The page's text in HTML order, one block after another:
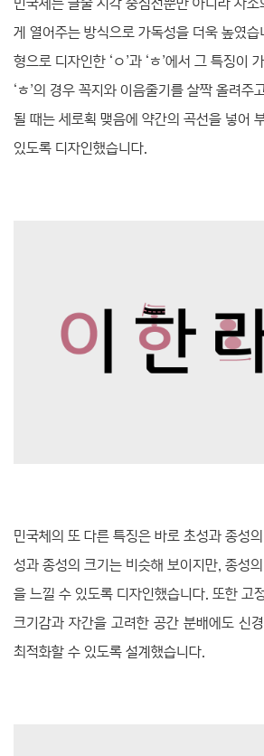
민국체는 글줄 시각 중심선뿐만 아니라 자소
게 열어주는 방식으로 가독성을 더욱 높였
형으로 디자인한 ‘ㅇ’과 ‘ㅎ’에서 그 특징이
‘ㅎ’의 경우 꼭지와 이음줄기를 살짝 올려주
될 때는 세로획 맺음에 약간의 곡선을 넣어
있도록 디자인했습니다.
민국체의 또 다른 특징은 바로 초성과 종성
성과 종성의 크기는 비슷해 보이지만, 종성
을 느낄 수 있도록 디자인했습니다. 또한 고
크기감과 자간을 고려한 공간 분배에도 신
최적화할 수 있도록 설계했습니다.